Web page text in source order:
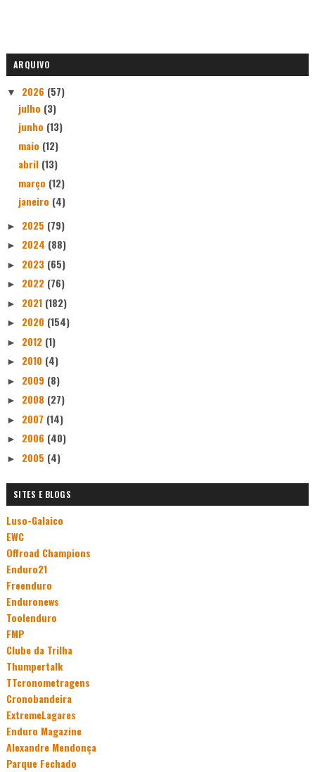
ARQUIVO
▼ 2026 (57)
julho (3)
junho (13)
maio (12)
abril (13)
março (12)
janeiro (4)
► 2025 (79)
► 2024 (88)
► 2023 (65)
► 2022 (76)
► 2021 (182)
► 2020 (154)
► 2012 (1)
► 2010 (4)
► 2009 (8)
► 2008 (27)
► 2007 (14)
► 2006 (40)
► 2005 (4)
SITES E BLOGS
Luso-Galaico
EWC
Offroad Champions
Enduro21
Freenduro
Enduronews
Toolenduro
FMP
Clube da Trilha
Thumpertalk
TTcronometragens
Cronobandeira
ExtremeLagares
Enduro Magazine
Alexandre Mendonça
Parque Fechado